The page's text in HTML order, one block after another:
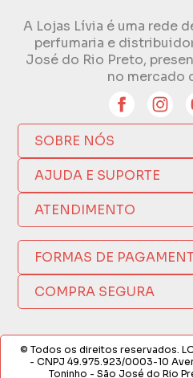
A Lojas Lívia é uma rede
perfumaria e
José do Rio Preto,
no mercado
SOBRE NÓS
Quem Somos
Compra Segura
Como Comprar
Nossas Lojas
Política de Privacidade
AJUDA E SUPORTE
Nosso Aplicativo
Trocas e Devoluções
Formas de Pagamento
Fretes e Entregas
Fabricantes
Termos de Compra e
ATENDIMENTO
Fale por WhatsApp
(17) 3209-9595
FORMAS DE
COMPRA SEGURA
© Todos os direitos reservados.
- CNPJ 49.975.923/0003-10
Toninho - São José do Rio